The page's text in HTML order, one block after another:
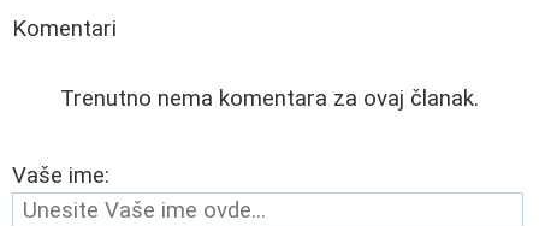
Komentari
Trenutno nema komentara za ovaj članak.
Vaše ime: